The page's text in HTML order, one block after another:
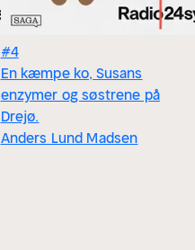
#4
En kæmpe ko, Susans
enzymer og søstrene på
Drejø.
Anders Lund Madsen